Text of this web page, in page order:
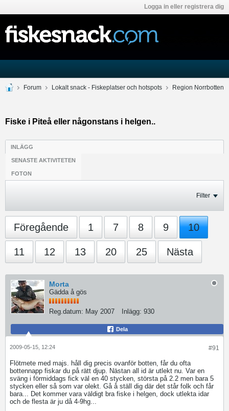
Logga in eller registrera dig
Forum Lokalt snack - Fiskeplatser och hotspots Region Norrbotten
Fiske i Piteå eller någonstans i helgen..
INLÄGG
SENASTE AKTIVITETEN
FOTON
Filter
Föregående 1 7 8 9 10
11 12 13 20 25 Nästa
Morta
Gädda å gös
Reg.datum: May 2007 Inlägg: 930
Dela
#91
2009-05-15, 12:24
Flötmete med majs. håll dig precis ovanför botten, får du ofta
bottennapp fiskar du på rätt djup. Nästan all id är utlekt nu. Var en
sväng i förmiddags fick väl en 40 stycken, största på 2.2 men bara 5
stycken eller så som var olekt. Gå å ställ dig där det står folk och får
bara... Det kommer vara väldigt bra fiske i helgen, dock utlekta idar
och de flesta är ju då 4-9hg...